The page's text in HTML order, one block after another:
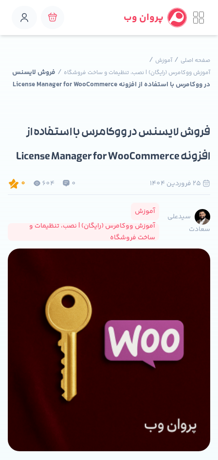
پروان وب
صفحه اصلی /آموزش /
آموزش ووکامرس (رایگان) | نصب، تنظیمات و ساخت فروشگاه / فروش لایسنس
در ووکامرس با استفاده از افزونه License Manager for WooCommerce
0
604
0
فروش لایسنس در ووکامرس با استفاده از
افزونه License Manager for WooCommerce
سیدعلی
سعادت
آموزش
آموزش ووکامرس (رایگان) | نصب، تنظیمات و
ساخت فروشگاه